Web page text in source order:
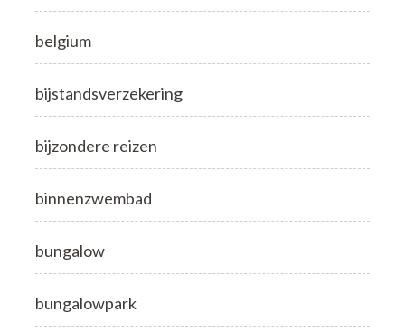
belgium
bijstandsverzekering
bijzondere reizen
binnenzwembad
bungalow
bungalowpark